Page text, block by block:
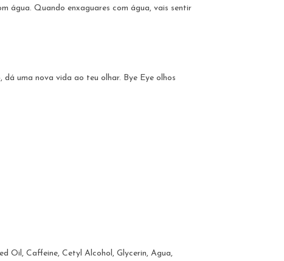
água. Quando enxaguares com água, vais sentir
uma nova vida ao teu olhar. Bye Eye olhos
Oil, Caffeine, Cetyl Alcohol, Glycerin, Agua,